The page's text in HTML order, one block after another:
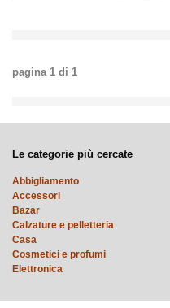
pagina 1 di 1
Le categorie più cercate
Abbigliamento
Accessori
Bazar
Calzature e pelletteria
Casa
Cosmetici e profumi
Elettronica